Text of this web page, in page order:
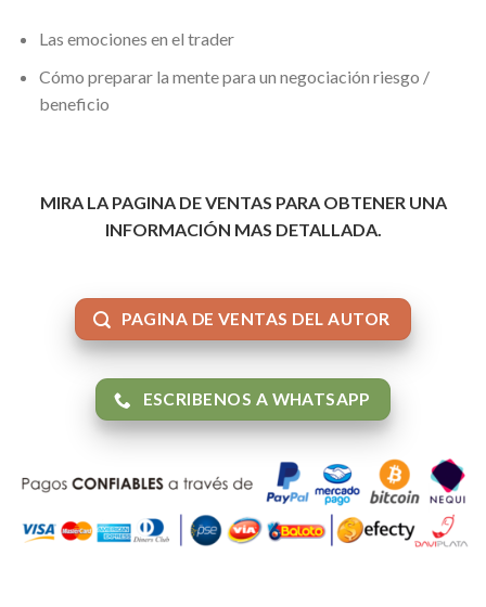
Las emociones en el trader
Cómo preparar la mente para un negociación riesgo /
beneficio
MIRA LA PAGINA DE VENTAS PARA OBTENER UNA
INFORMACIÓN MAS DETALLADA.
PAGINA DE VENTAS DEL AUTOR
ESCRIBENOS A WHATSAPP